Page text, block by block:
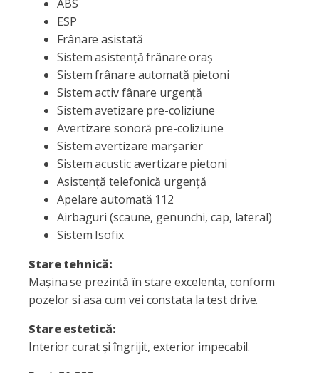
ABS
ESP
Frânare asistată
Sistem asistență frânare oraș
Sistem frânare automată pietoni
Sistem activ fânare urgență
Sistem avetizare pre-coliziune
Avertizare sonoră pre-coliziune
Sistem avertizare marșarier
Sistem acustic avertizare pietoni
Asistență telefonică urgență
Apelare automată 112
Airbaguri (scaune, genunchi, cap, lateral)
Sistem Isofix
Stare tehnică:
Mașina se prezintă în stare excelenta, conform
pozelor si asa cum vei constata la test drive.
Stare estetică:
Interior curat și îngrijit, exterior impecabil.